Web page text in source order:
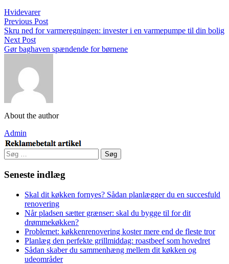
Hvidevarer
Previous Post
Skru ned for varmeregningen: invester i en varmepumpe til din bolig
Next Post
Gør baghaven spændende for børnene
About the author
Admin
Søg
efter:
Seneste indlæg
Skal dit køkken fornyes? Sådan planlægger du en succesfuld
renovering
Når pladsen sætter grænser: skal du bygge til for dit
drømmekøkken?
Problemet: køkkenrenovering koster mere end de fleste tror
Planlæg den perfekte grillmiddag: roastbeef som hovedret
Sådan skaber du sammenhæng mellem dit køkken og
udeområder